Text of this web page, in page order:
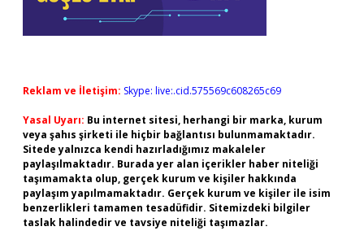
Reklam ve İletişim: Skype: live:.cid.575569c608265c69
Yasal Uyarı: Bu internet sitesi, herhangi bir marka, kurum
veya şahıs şirketi ile hiçbir bağlantısı bulunmamaktadır.
Sitede yalnızca kendi hazırladığımız makaleler
paylaşılmaktadır. Burada yer alan içerikler haber niteliği
taşımamakta olup, gerçek kurum ve kişiler hakkında
paylaşım yapılmamaktadır. Gerçek kurum ve kişiler ile isim
benzerlikleri tamamen tesadüfidir. Sitemizdeki bilgiler
taslak halindedir ve tavsiye niteliği taşımazlar.